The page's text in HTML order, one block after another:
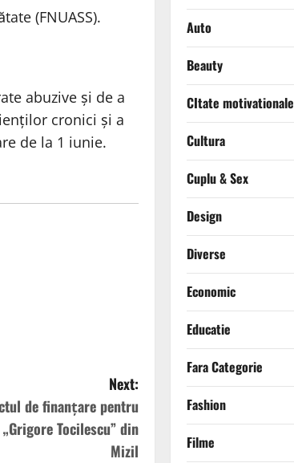
(FNUASS).
abuzive și de a
cronici și a
de la 1 iunie.
Next:
de finanțare pentru
Tocilescu” din
Mizil
Auto
Beauty
CItate motivationale
Cultura
Cuplu & Sex
Design
Diverse
Economic
Educatie
Fara Categorie
Fashion
Filme